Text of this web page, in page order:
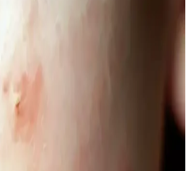
Saç Renkleri: Doğal ve
renk özellikleri, uygulama ve bakım
Arasındaki Bağlantı:
Bakım Yöntemleri
destekleme yöntemleri, organik
sağlanıyor. Güncel trendler